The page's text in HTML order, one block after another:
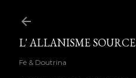
L' ALLANISME SOURCE
Fé & Doutrina